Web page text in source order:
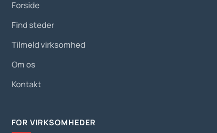
Forside
Find steder
Tilmeld virksomhed
Om os
Kontakt
FOR VIRKSOMHEDER